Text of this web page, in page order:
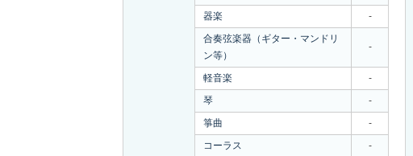
器楽
-
合奏弦楽器（ギター・マンドリ
ン等）
-
軽音楽
-
琴
-
箏曲
-
コーラス
-